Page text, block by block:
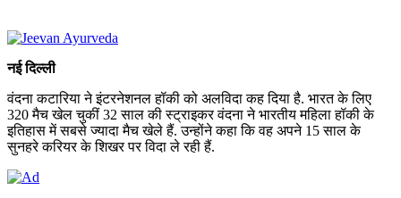
नई दिल्ली
वंदना कटारिया ने इंटरनेशनल हॉकी को अलविदा कह दिया है. भारत के लिए
320 मैच खेल चुकीं 32 साल की स्ट्राइकर वंदना ने भारतीय महिला हॉकी के
इतिहास में सबसे ज्यादा मैच खेले हैं. उन्होंने कहा कि वह अपने 15 साल के
सुनहरे करियर के शिखर पर विदा ले रही हैं.